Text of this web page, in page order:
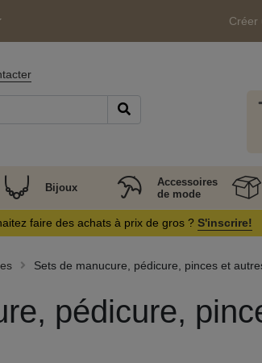
Créer
Bijoux
Accessoires
de mode
faire des achats à prix de gros ? S'inscrire!
Sets de manucure, pédicure, pinces et
pédicure,